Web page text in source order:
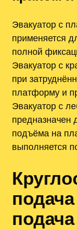
Эвакуатор с
применяется
полной
Эвакуатор с
при
платформу и
Эвакуатор с
предназначен
подъёма на
выполняется